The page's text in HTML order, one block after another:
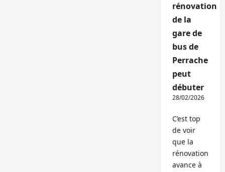
rénovation
de la
gare de
bus de
Perrache
peut
débuter
28/02/2026
C’est top
de voir
que la
rénovation
avance à